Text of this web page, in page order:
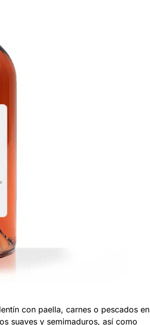
con paella, carnes o pescados en
suaves y semimaduros, así como